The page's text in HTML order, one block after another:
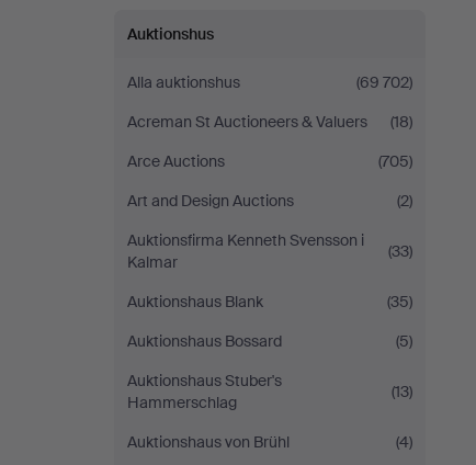
på
Crafoord
Auktioner
Malmö
Auktionshus
Alla auktionshus
(69 702)
Acreman St Auctioneers & Valuers
(18)
Arce Auctions
(705)
Art and Design Auctions
(2)
Auktionsfirma Kenneth Svensson i
Kalmar
(33)
Auktionshaus Blank
(35)
Auktionshaus Bossard
(5)
Auktionshaus Stuber's
Hammerschlag
(13)
Auktionshaus von Brühl
(4)